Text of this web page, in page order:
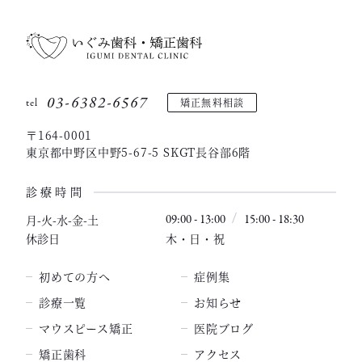
tel 03-6382-6567 矯正無料相談
〒164-0001
東京都中野区中野5-67-5 SKGT長谷部6階
診療時間
月-火-水-金-土 09:00 - 13:00
15:00 - 18:30
休診日
木・日・祝
初めての方へ
診療一覧
マウスピース矯正
矯正歯科
症例集
お知らせ
医院ブログ
アクセス